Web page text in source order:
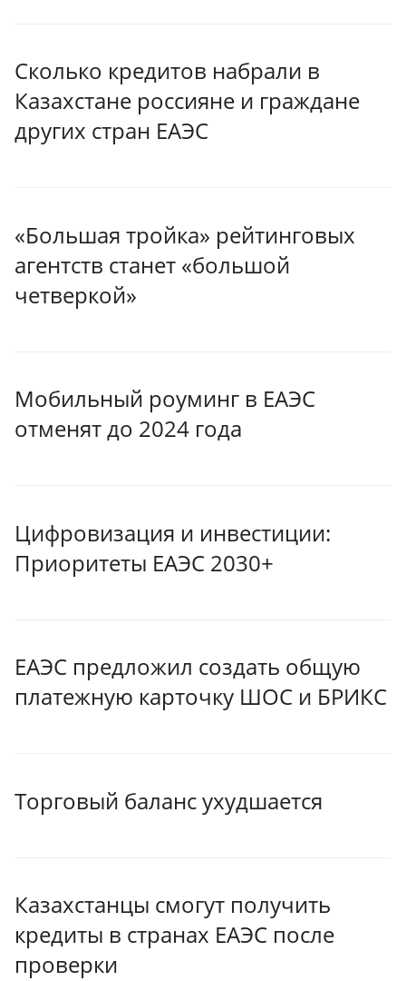
Сколько кредитов набрали в
Казахстане россияне и граждане
других стран ЕАЭС
«Большая тройка» рейтинговых
агентств станет «большой
четверкой»
Мобильный роуминг в ЕАЭС
отменят до 2024 года
Цифровизация и инвестиции:
Приоритеты ЕАЭС 2030+
ЕАЭС предложил создать общую
платежную карточку ШОС и БРИКС
Торговый баланс ухудшается
Казахстанцы смогут получить
кредиты в странах ЕАЭС после
проверки